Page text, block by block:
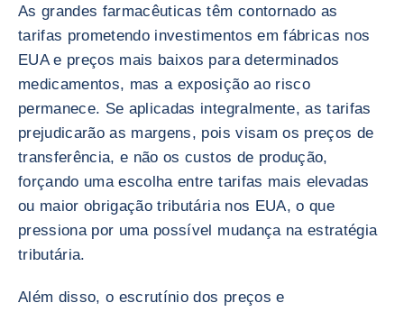
As grandes farmacêuticas têm contornado as
tarifas prometendo investimentos em fábricas nos
EUA e preços mais baixos para determinados
medicamentos, mas a exposição ao risco
permanece. Se aplicadas integralmente, as tarifas
prejudicarão as margens, pois visam os preços de
transferência, e não os custos de produção,
forçando uma escolha entre tarifas mais elevadas
ou maior obrigação tributária nos EUA, o que
pressiona por uma possível mudança na estratégia
tributária.
Além disso, o escrutínio dos preços e